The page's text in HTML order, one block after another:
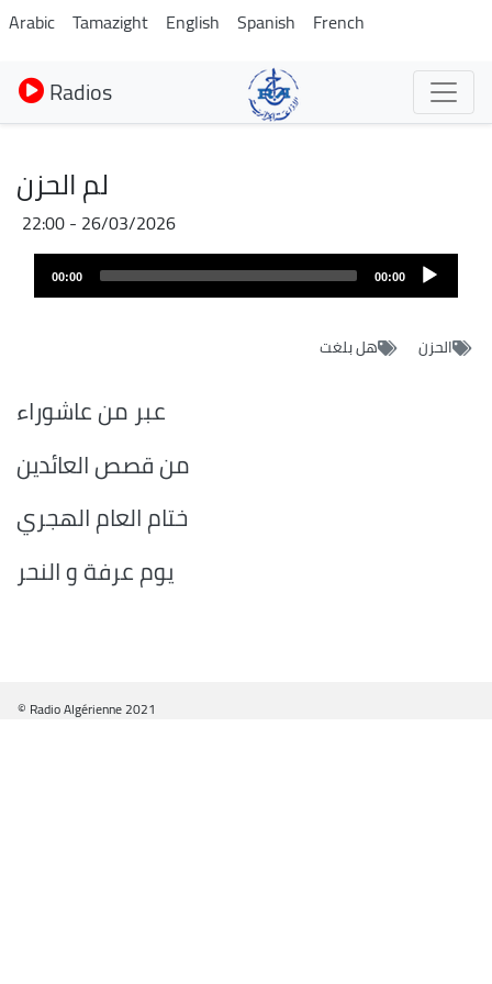
Aller
au
contenu
principal
Arabic Tamazight English Spanish French
Radios
لم الحزن
26/03/2026 - 22:00
Fichier
audio
00:00
00:00
الحزن هل بلغت
عبر من عاشوراء
من قصص العائدين
ختام العام الهجري
يوم عرفة و النحر
© Radio Algérienne 2021